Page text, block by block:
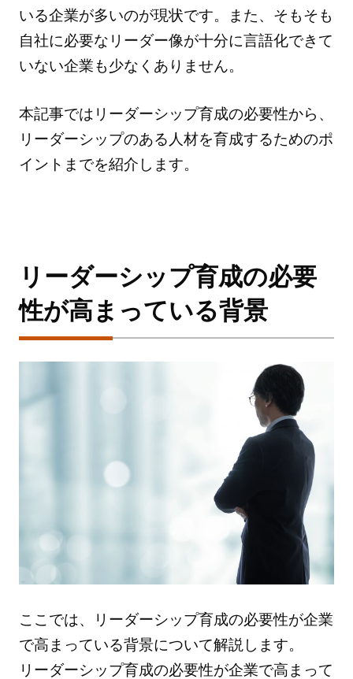
いる企業が多いのが現状です。また、そもそも
自社に必要なリーダー像が十分に言語化できて
いない企業も少なくありません。
本記事ではリーダーシップ育成の必要性から、
リーダーシップのある人材を育成するためのポ
イントまでを紹介します。
リーダーシップ育成の必要
性が高まっている背景
ここでは、リーダーシップ育成の必要性が企業
で高まっている背景について解説します。
リーダーシップ育成の必要性が企業で高まって